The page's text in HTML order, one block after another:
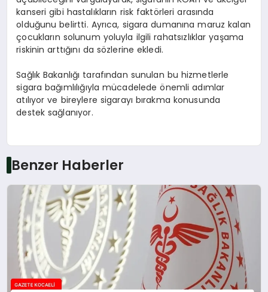
kanseri gibi hastalıkların risk faktörleri arasında
olduğunu belirtti. Ayrıca, sigara dumanına maruz kalan
çocukların solunum yoluyla ilgili rahatsızlıklar yaşama
riskinin arttığını da sözlerine ekledi.
Sağlık Bakanlığı tarafından sunulan bu hizmetlerle
sigara bağımlılığıyla mücadelede önemli adımlar
atılıyor ve bireylere sigarayı bırakma konusunda
destek sağlanıyor.
Benzer Haberler